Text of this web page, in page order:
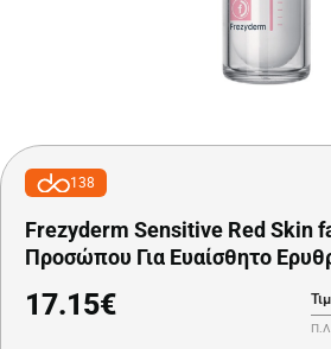
138
Frezyderm Sensitive Red Skin
Προσώπου Για Ευαίσθητο
17.15€